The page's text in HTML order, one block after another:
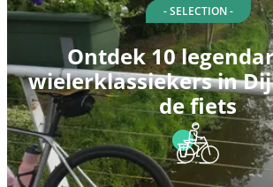
- SELECTION -
Ontdek 10
wielerklassiekers in
de fiets